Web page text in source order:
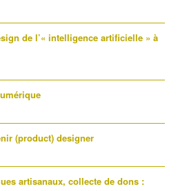
de l’« intelligence artificielle » à
(product) designer
artisanaux, collecte de dons :